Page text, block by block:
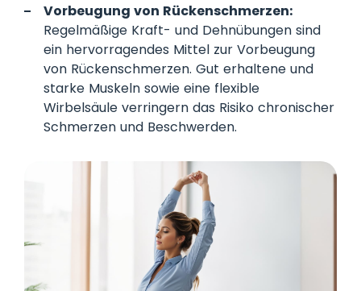
Vorbeugung von Rückenschmerzen:
Regelmäßige Kraft- und Dehnübungen sind
ein hervorragendes Mittel zur Vorbeugung
von Rückenschmerzen. Gut erhaltene und
starke Muskeln sowie eine flexible
Wirbelsäule verringern das Risiko chronischer
Schmerzen und Beschwerden.